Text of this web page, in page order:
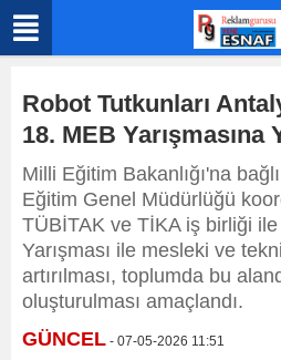
Robot Tutkunları
18. MEB Yarışmasına
Milli Eğitim Bakanlığı'na
Eğitim Genel Müdürlüğü
TÜBİTAK ve TİKA iş birliği
Yarışması ile mesleki ve
artırılması, toplumda bu
oluşturulması amaçlandı.
GÜNCEL - 07-05-2026 11:51